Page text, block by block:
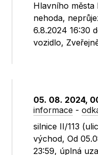
Hlavního města
nehoda,
6.8.2024 16:30
vozidlo,
05. 08. 2024,
informace -
silnice II/113
východ, Od
23:59, úplná